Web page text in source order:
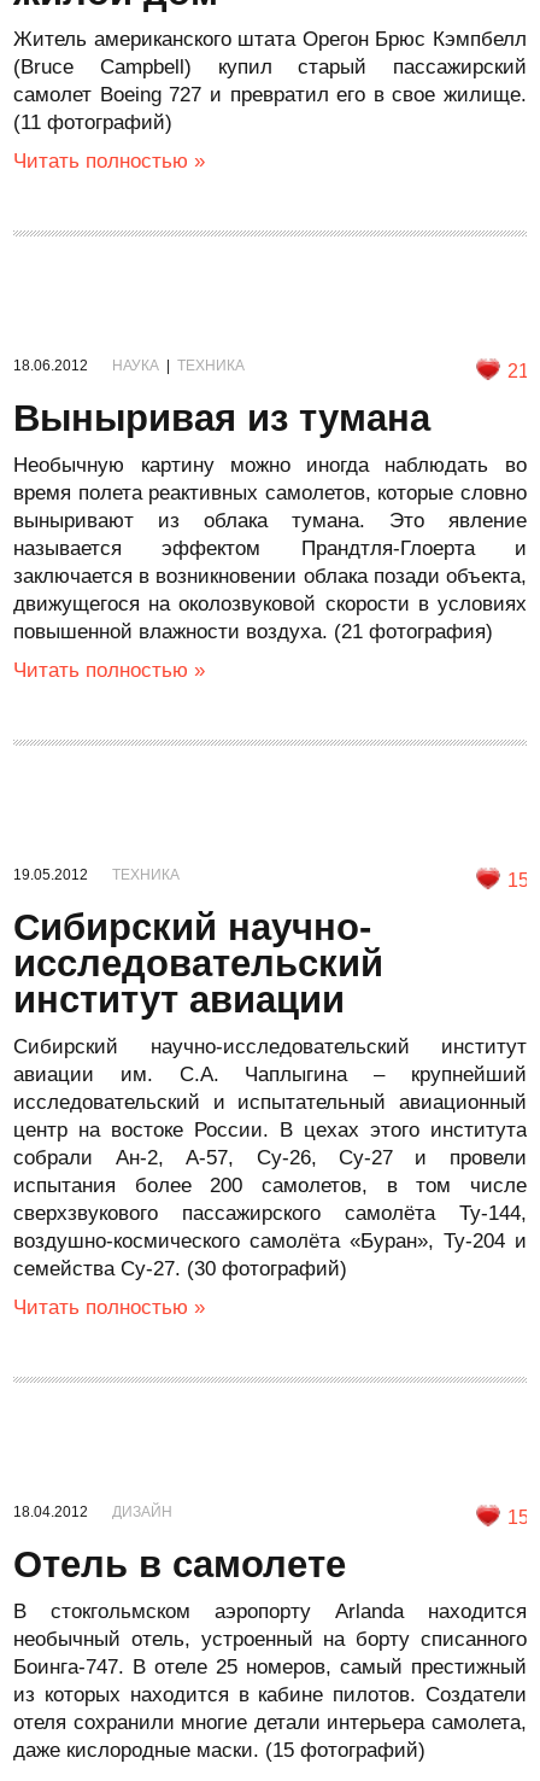
Житель американского штата Орегон Брюс Кэмпбелл
(Bruce Campbell) купил старый пассажирский
самолет Boeing 727 и превратил его в свое жилище.
(11 фотографий)
Читать полностью »
18.06.2012 НАУКА |ТЕХНИКА 21
Выныривая из тумана
Необычную картину можно иногда наблюдать во
время полета реактивных самолетов, которые словно
выныривают из облака тумана. Это явление
называется эффектом Прандтля-Глоерта и
заключается в возникновении облака позади объекта,
движущегося на околозвуковой скорости в условиях
повышенной влажности воздуха. (21 фотография)
Читать полностью »
19.05.2012 ТЕХНИКА 15
Сибирский научно-
исследовательский
институт авиации
Сибирский научно-исследовательский институт
авиации им. С.А. Чаплыгина – крупнейший
исследовательский и испытательный авиационный
центр на востоке России. В цехах этого института
собрали Ан-2, А-57, Су-26, Су-27 и провели
испытания более 200 самолетов, в том числе
сверхзвукового пассажирского самолёта Ту-144,
воздушно-космического самолёта «Буран», Ту-204 и
семейства Су-27. (30 фотографий)
Читать полностью »
18.04.2012 ДИЗАЙН 15
Отель в самолете
В стокгольмском аэропорту Arlanda находится
необычный отель, устроенный на борту списанного
Боинга-747. В отеле 25 номеров, самый престижный
из которых находится в кабине пилотов. Создатели
отеля сохранили многие детали интерьера самолета,
даже кислородные маски. (15 фотографий)